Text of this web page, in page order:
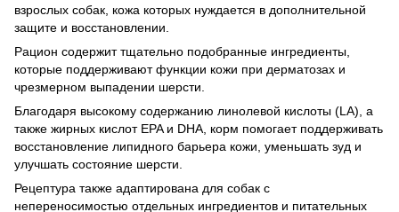
взрослых собак, кожа которых нуждается в дополнительной
защите и восстановлении.
Рацион содержит тщательно подобранные ингредиенты,
которые поддерживают функции кожи при дерматозах и
чрезмерном выпадении шерсти.
Благодаря высокому содержанию линолевой кислоты (LA), а
также жирных кислот EPA и DHA, корм помогает поддерживать
восстановление липидного барьера кожи, уменьшать зуд и
улучшать состояние шерсти.
Рецептура также адаптирована для собак с
непереносимостью отдельных ингредиентов и питательных